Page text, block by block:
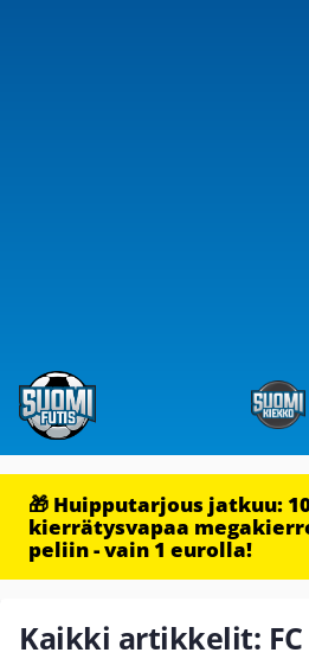
🎁 Huipputarjous jatkuu:
kierrätysvapaa
peliin - vain 1 eurolla!
Kaikki artikkelit: FC